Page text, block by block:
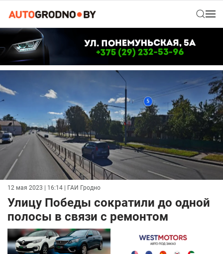
12 мая 2023 | 16:14 | ГАИ Гродно
Улицу Победы сократили до одной
полосы в связи с ремонтом